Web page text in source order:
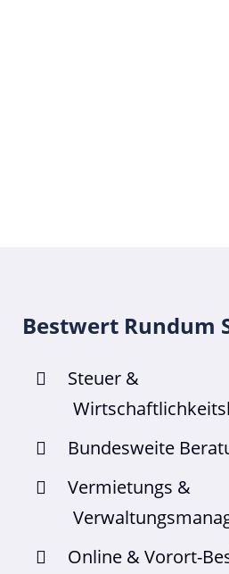
Bestwert Rundum
Steuer &
Bundesweite
Vermietungs &
Online & Vorort-